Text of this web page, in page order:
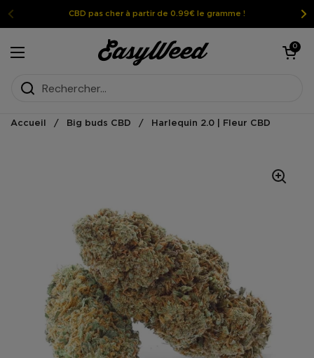
Passer au contenuCBD pas cher à partir de 0.99€ le gramme !
Ouvrir le menu
Ouvrir le
0
Accueil / Big buds CBD / Harlequin 2.0 | Fleur CBD